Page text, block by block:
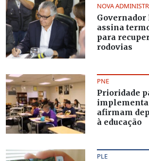
NOVA
Governador
assina
para
rodovias
PNE
Prioridade
afirmam
à educação
PLE